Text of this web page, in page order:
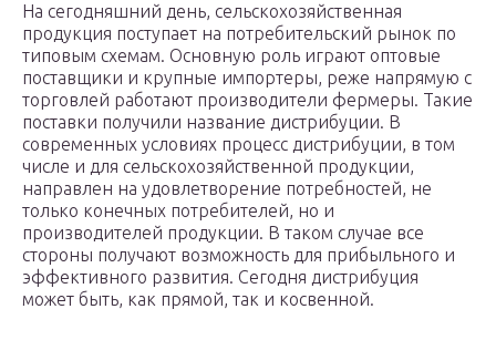
На сегодняшний день, сельскохозяйственная
продукция поступает на потребительский рынок по
типовым схемам. Основную роль играют оптовые
поставщики и крупные импортеры, реже напрямую с
торговлей работают производители фермеры. Такие
поставки получили название дистрибуции. В
современных условиях процесс дистрибуции, в том
числе и для сельскохозяйственной продукции,
направлен на удовлетворение потребностей, не
только конечных потребителей, но и
производителей продукции. В таком случае все
стороны получают возможность для прибыльного и
эффективного развития. Сегодня дистрибуция
может быть, как прямой, так и косвенной.